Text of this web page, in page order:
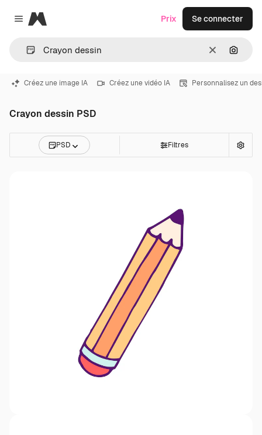
Close menu
Magnific
Effacer
Prix Se connecter
Créez une image IA Créez une vidéo IA Personnalisez un
Crayon dessin PSD
PSD Filtres